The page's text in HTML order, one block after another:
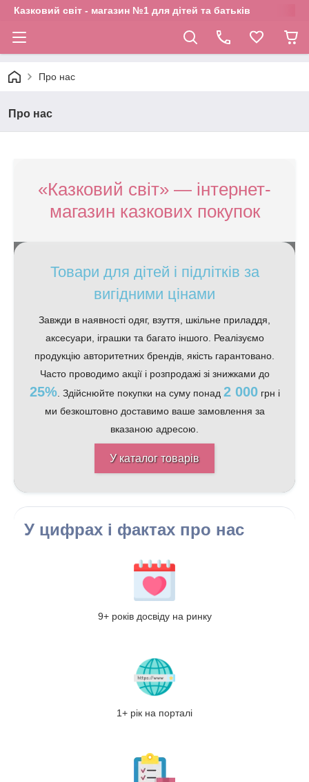
Казковий світ - магазин №1 для дітей та батьків
Про нас
Про нас
«Казковий світ» — інтернет-
магазин казкових покупок
Товари для дітей і підлітків за
вигідними цінами
Завжди в наявності одяг, взуття, шкільне приладдя,
аксесуари, іграшки та багато іншого. Реалізуємо
продукцію авторитетних брендів, якість гарантовано.
Часто проводимо акції і розпродажі зі знижками до
25%. Здійснюйте покупки на суму понад 2 000грн і
ми безкоштовно доставимо ваше замовлення за
вказаною адресою.
У каталог товарів
У цифрах і фактах про нас
9+ років досвіду на ринку
1+ рік на порталі